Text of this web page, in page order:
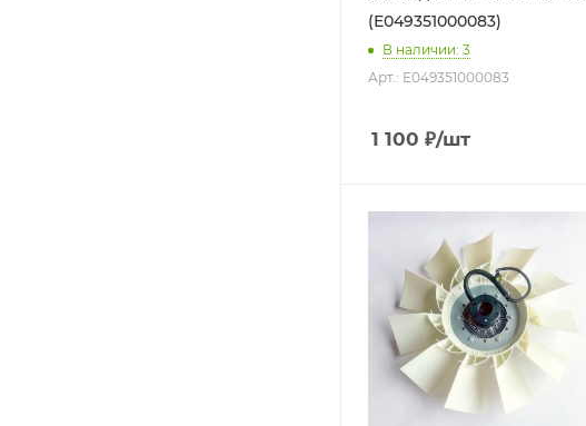
(E049351000083)
В наличии: 3
Арт.: E049351000083
1 100 ₽/шт